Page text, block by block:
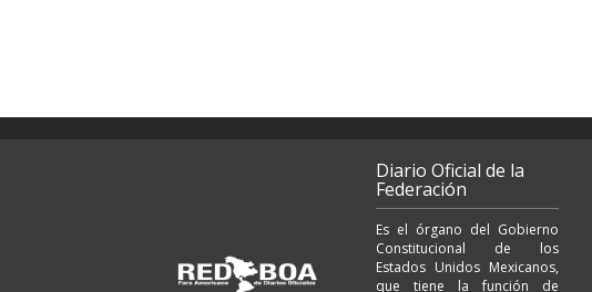
Diario Oficial de la
Federación
Es el órgano del Gobierno
Constitucional de los
Estados Unidos Mexicanos,
que tiene la función de